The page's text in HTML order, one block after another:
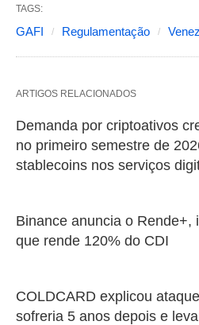
TAGS:
GAFI Regulamentação
ARTIGOS RELACIONADOS
Demanda por criptoativos
no primeiro semestre de
stablecoins nos serviços
Binance anuncia o Rende+,
que rende 120% do CDI
COLDCARD explicou
sofreria 5 anos depois e